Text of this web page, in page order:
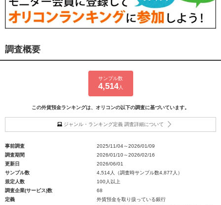
調査概要
サンプル数
4,514人
この外貨預金ランキングは、オリコンの以下の調査に基づいています。
ジャンル・ランキング定義 調査詳細について
事前調査
2025/11/04～2026/01/09
調査期間
2026/01/10～2026/02/16
更新日
2026/06/01
サンプル数
4,514人（調査時サンプル数4,877人）
規定人数
100人以上
調査企業(サービス)数
68
定義
外貨預金を取り扱っている銀行